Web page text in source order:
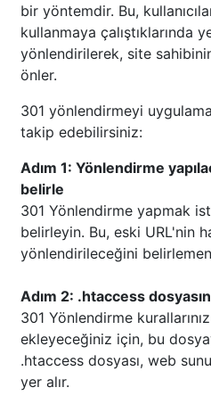
bir yöntemdir. Bu,
kullanmaya çalıştıklarında
yönlendirilerek, site
önler.
301 yönlendirmeyi
takip edebilirsiniz:
Adım 1: Yönlendirme
belirle
301 Yönlendirme yapmak
belirleyin. Bu, eski URL'nin
yönlendirileceğini
Adım 2: .htaccess
301 Yönlendirme
ekleyeceğiniz için, bu
.htaccess dosyası, web
yer alır.